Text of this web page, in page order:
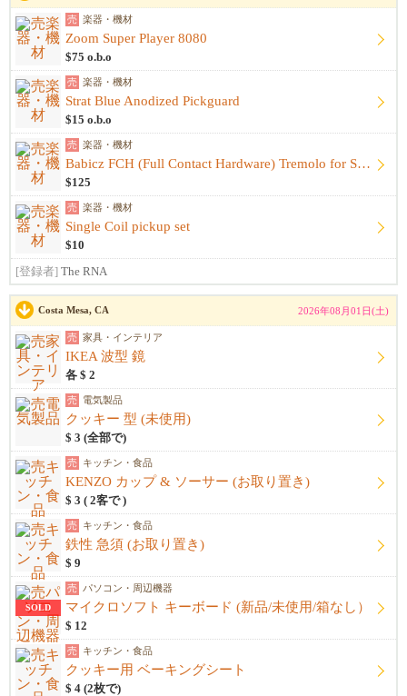
売 楽器・機材
Zoom Super Player 8080
$75 o.b.o
売 楽器・機材
Strat Blue Anodized Pickguard
$15 o.b.o
売 楽器・機材
Babicz FCH (Full Contact Hardware) Tremolo for Strat - Gold
$125
売 楽器・機材
Single Coil pickup set
$10
[登録者] The RNA
Costa Mesa, CA 2026年08月01日(土)
売 家具・インテリア
IKEA 波型 鏡
各 $ 2
売 電気製品
クッキー 型 (未使用)
$ 3 (全部で)
売 キッチン・食品
KENZO カップ & ソーサー (お取り置き)
$ 3 ( 2客で )
売 キッチン・食品
鉄性 急須 (お取り置き)
$ 9
SOLD
売 パソコン・周辺機器
マイクロソフト キーボード (新品/未使用/箱なし）
$ 12
売 キッチン・食品
クッキー用 ベーキングシート
$ 4 (2枚で)